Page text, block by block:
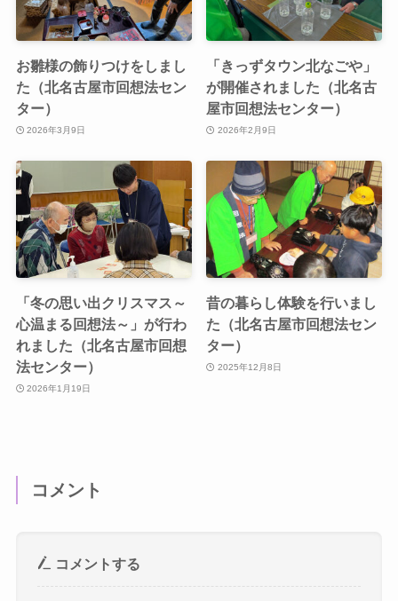
お雛様の飾りつけをしまし
た（北名古屋市回想法セン
ター）
2026年3月9日
「きっずタウン北なごや」
が開催されました（北名古
屋市回想法センター）
2026年2月9日
「冬の思い出クリスマス～
心温まる回想法～」が行わ
れました（北名古屋市回想
法センター）
2026年1月19日
昔の暮らし体験を行いまし
た（北名古屋市回想法セン
ター）
2025年12月8日
コメント
コメントする